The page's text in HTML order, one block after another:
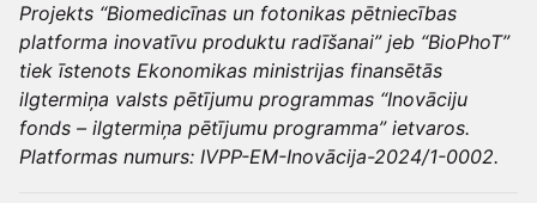
Projekts “Biomedicīnas un fotonikas pētniecības
platforma inovatīvu produktu radīšanai” jeb “BioPhoT”
tiek īstenots Ekonomikas ministrijas finansētās
ilgtermiņa valsts pētījumu programmas “Inovāciju
fonds – ilgtermiņa pētījumu programma” ietvaros.
Platformas numurs: IVPP-EM-Inovācija-2024/1-0002.